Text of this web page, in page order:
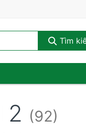
Tìm
2 (92)